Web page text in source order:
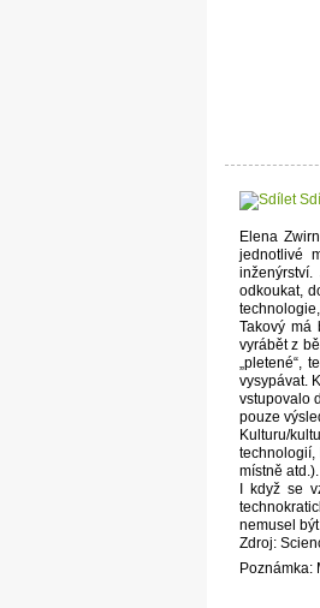
Elena
jednotlivé
odkoukat,
Takový má
vyrábět z
vysypávat.
vstupovalo
pouze
Kulturu/
místně atd.).
I když se
nemusel
Zdroj:
Poznámka: